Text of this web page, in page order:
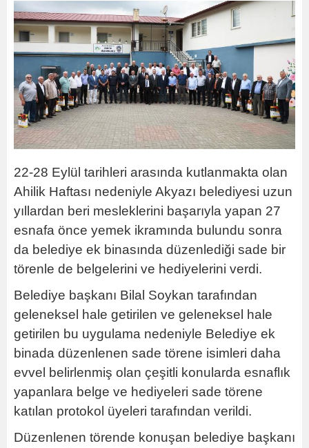
22-28 Eylül tarihleri arasında kutlanmakta olan
Ahilik Haftası nedeniyle Akyazı belediyesi uzun
yıllardan beri mesleklerini başarıyla yapan 27
esnafa önce yemek ikramında bulundu sonra
da belediye ek binasında düzenlediği sade bir
törenle de belgelerini ve hediyelerini verdi.
Belediye başkanı Bilal Soykan tarafından
geleneksel hale getirilen ve geleneksel hale
getirilen bu uygulama nedeniyle Belediye ek
binada düzenlenen sade törene isimleri daha
evvel belirlenmiş olan çeşitli konularda esnaflık
yapanlara belge ve hediyeleri sade törene
katılan protokol üyeleri tarafından verildi.
Düzenlenen törende konuşan belediye başkanı